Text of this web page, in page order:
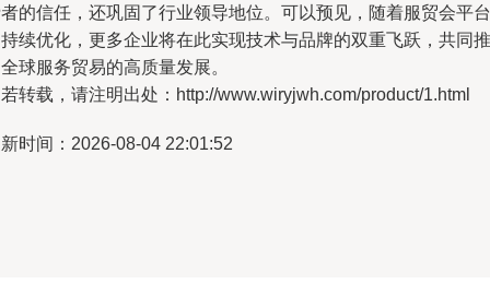
的信任，还巩固了行业领导地位。可以预见，随着服贸会平台
续优化，更多企业将在此实现技术与品牌的双重飞跃，共同推
球服务贸易的高质量发展。
转载，请注明出处：http://www.wiryjwh.com/product/1.html
时间：2026-08-04 22:01:52